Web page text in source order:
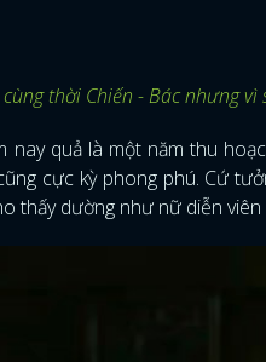
thời Chiến - Bác nhưng
nay quả là một năm thu
cực kỳ phong phú. Cứ
thấy dường như nữ diễn